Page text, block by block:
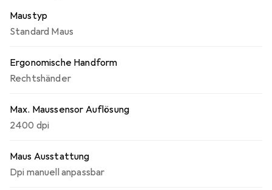
Maustyp
Standard Maus
Ergonomische Handform
Rechtshänder
Max. Maussensor Auflösung
2400 dpi
Maus Ausstattung
Dpi manuell anpassbar